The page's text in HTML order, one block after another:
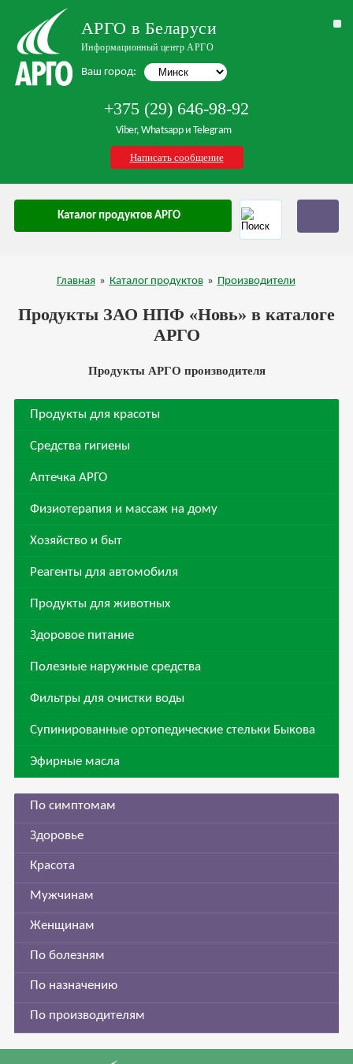
АРГО в Беларуси
Информационный центр АРГО
Ваш город:
+375 (29) 646-98-92
Viber, Whatsapp и Telegram
Написать сообщение
Каталог продуктов АРГО
Главная » Каталог продуктов » Производители
Продукты ЗАО НПФ «Новь» в каталоге
АРГО
Продукты АРГО производителя
Продукты для красоты
Средства гигиены
Аптечка АРГО
Физиотерапия и массаж на дому
Хозяйство и быт
Реагенты для автомобиля
Продукты для животных
Здоровое питание
Полезные наружные средства
Фильтры для очистки воды
Супинированные ортопедические стельки Быкова
Эфирные масла
По симптомам
Здоровье
Красота
Мужчинам
Женщинам
По болезням
По назначению
По производителям